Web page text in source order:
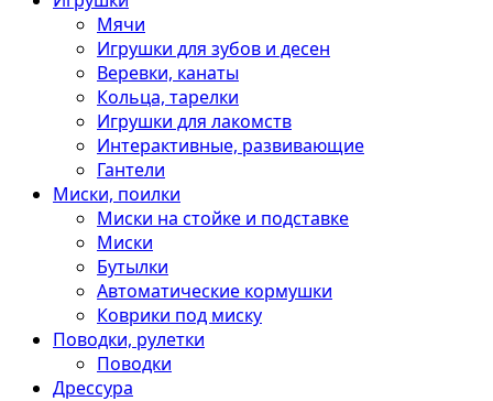
Мячи
Игрушки для зубов и десен
Веревки, канаты
Кольца, тарелки
Игрушки для лакомств
Интерактивные, развивающие
Гантели
Миски, поилки
Миски на стойке и подставке
Миски
Бутылки
Автоматические кормушки
Коврики под миску
Поводки, рулетки
Поводки
Дрессура